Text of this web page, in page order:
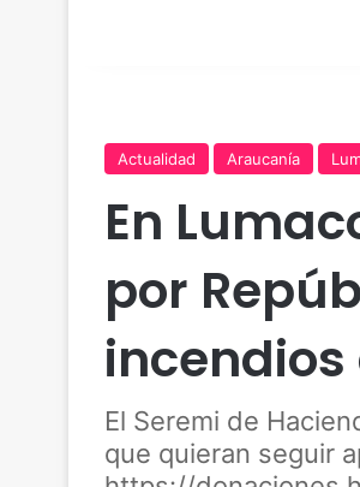
Actualidad Araucanía
En
por
incendios
El Seremi de
que quieran seguir